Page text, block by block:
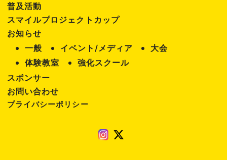
普及活動
スマイルプロジェクトカップ
お知らせ
一般
イベント/メディア
大会
体験教室
強化スクール
スポンサー
お問い合わせ
プライバシーポリシー